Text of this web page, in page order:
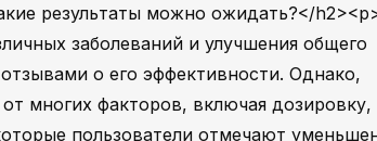
результаты можно ожидать?</
заболеваний и улучшения общего
о его эффективности. Однако,
многих факторов, включая дозировку,
пользователи отмечают